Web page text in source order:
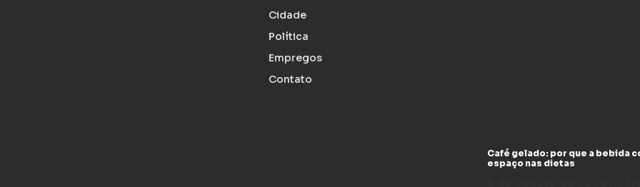
Cidade
Política
Empregos
Contato
Café gelado: por que a bebida
espaço nas dietas